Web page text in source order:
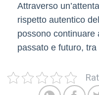
Attraverso
rispetto autentico
possono continuare
passato e futuro,